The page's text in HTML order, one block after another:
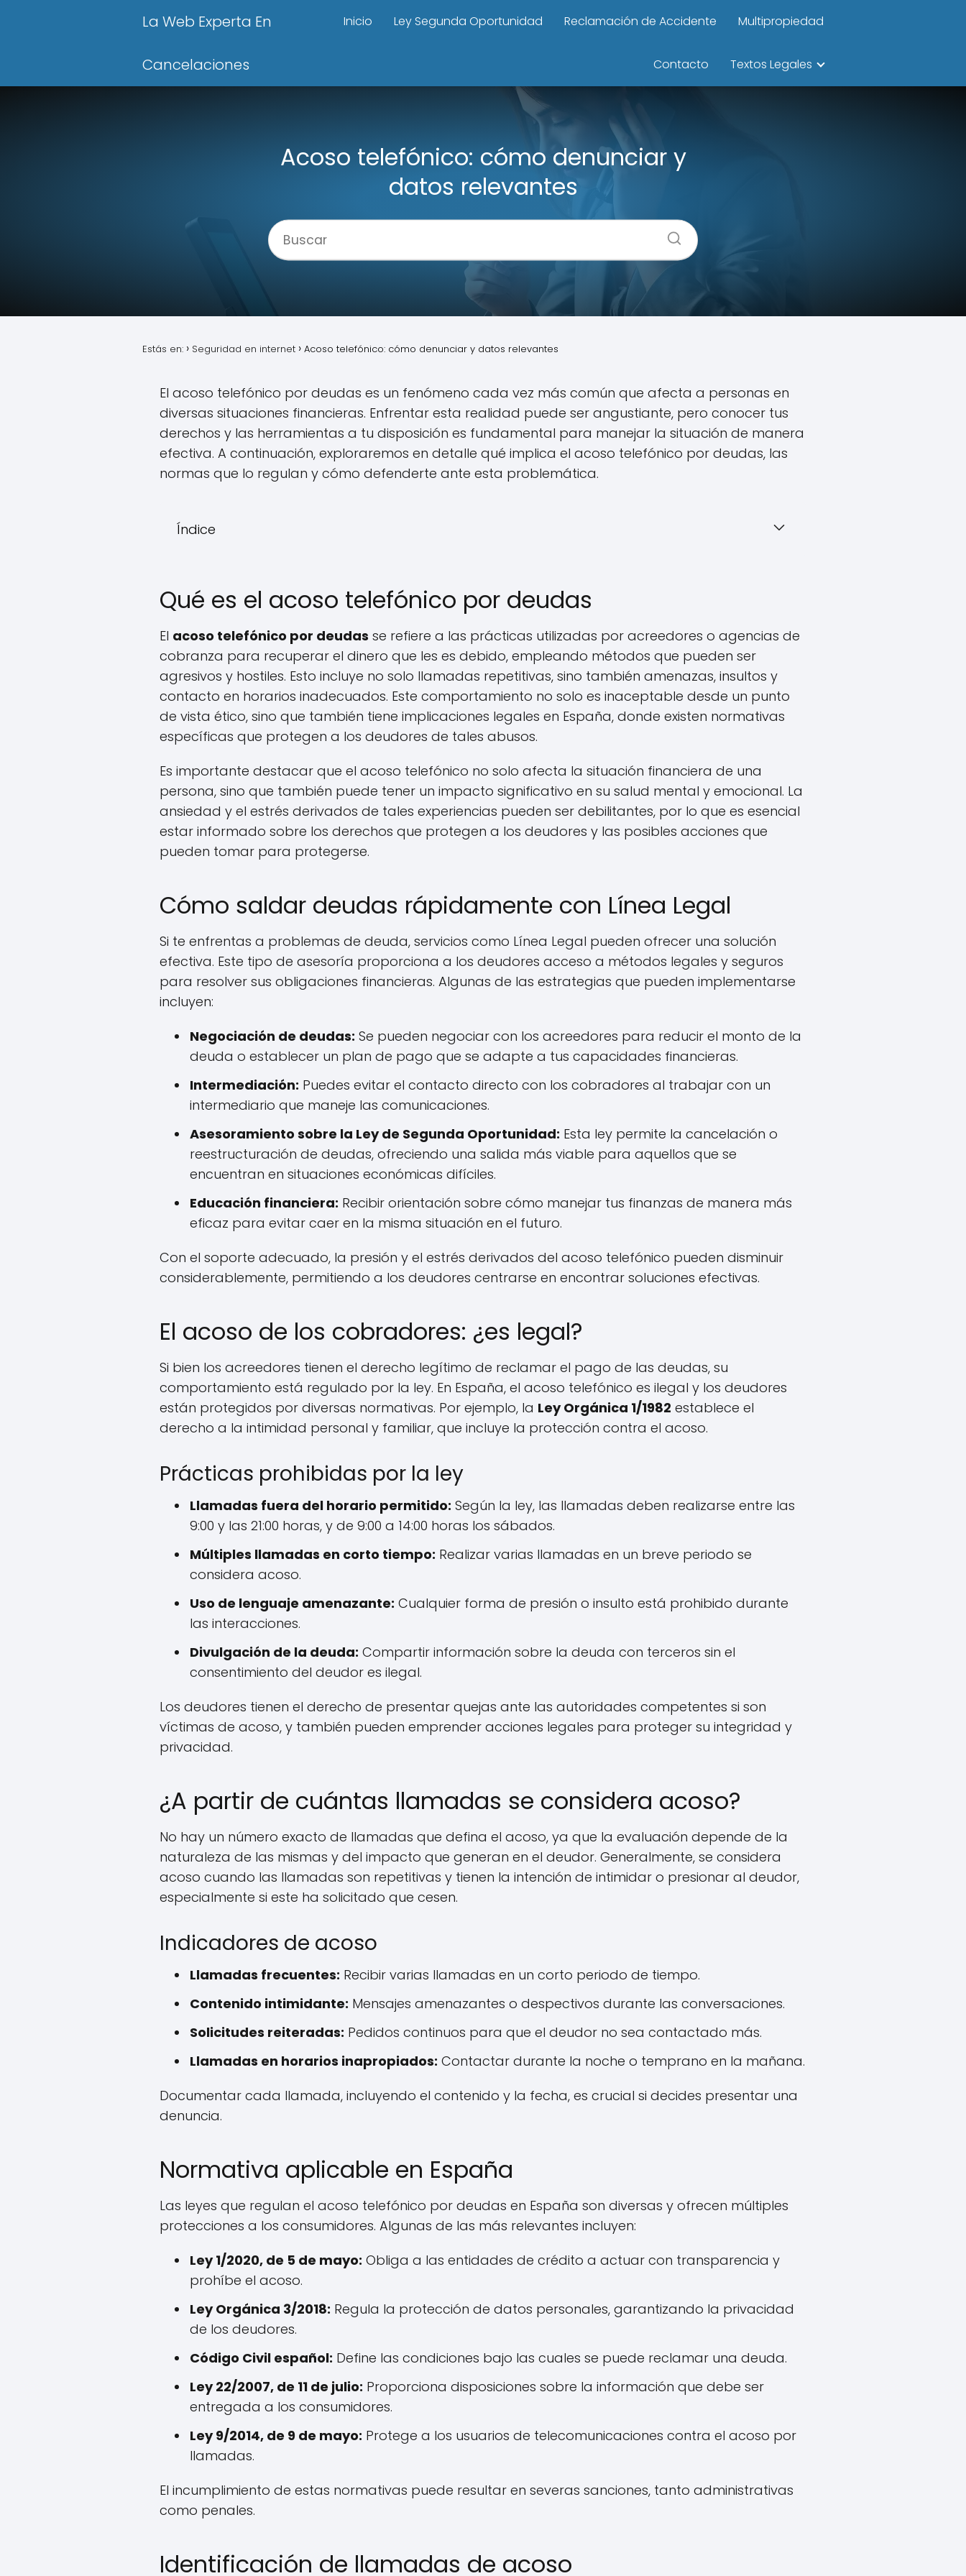
La Web Experta En
Cancelaciones
Inicio Ley Segunda Oportunidad Reclamación de Accidente Multipropiedad
Contacto Textos Legales
Acoso telefónico: cómo denunciar y
datos relevantes
Estás en: Seguridad en internet Acoso telefónico: cómo denunciar y datos relevantes
El acoso telefónico por deudas es un fenómeno cada vez más común que afecta a personas en
diversas situaciones financieras. Enfrentar esta realidad puede ser angustiante, pero conocer tus
derechos y las herramientas a tu disposición es fundamental para manejar la situación de manera
efectiva. A continuación, exploraremos en detalle qué implica el acoso telefónico por deudas, las
normas que lo regulan y cómo defenderte ante esta problemática.
Índice
Qué es el acoso telefónico por deudas
El acoso telefónico por deudas se refiere a las prácticas utilizadas por acreedores o agencias de
cobranza para recuperar el dinero que les es debido, empleando métodos que pueden ser
agresivos y hostiles. Esto incluye no solo llamadas repetitivas, sino también amenazas, insultos y
contacto en horarios inadecuados. Este comportamiento no solo es inaceptable desde un punto
de vista ético, sino que también tiene implicaciones legales en España, donde existen normativas
específicas que protegen a los deudores de tales abusos.
Es importante destacar que el acoso telefónico no solo afecta la situación financiera de una
persona, sino que también puede tener un impacto significativo en su salud mental y emocional. La
ansiedad y el estrés derivados de tales experiencias pueden ser debilitantes, por lo que es esencial
estar informado sobre los derechos que protegen a los deudores y las posibles acciones que
pueden tomar para protegerse.
Cómo saldar deudas rápidamente con Línea Legal
Si te enfrentas a problemas de deuda, servicios como Línea Legal pueden ofrecer una solución
efectiva. Este tipo de asesoría proporciona a los deudores acceso a métodos legales y seguros
para resolver sus obligaciones financieras. Algunas de las estrategias que pueden implementarse
incluyen:
Negociación de deudas: Se pueden negociar con los acreedores para reducir el monto de la
deuda o establecer un plan de pago que se adapte a tus capacidades financieras.
Intermediación: Puedes evitar el contacto directo con los cobradores al trabajar con un
intermediario que maneje las comunicaciones.
Asesoramiento sobre la Ley de Segunda Oportunidad: Esta ley permite la cancelación o
reestructuración de deudas, ofreciendo una salida más viable para aquellos que se
encuentran en situaciones económicas difíciles.
Educación financiera: Recibir orientación sobre cómo manejar tus finanzas de manera más
eficaz para evitar caer en la misma situación en el futuro.
Con el soporte adecuado, la presión y el estrés derivados del acoso telefónico pueden disminuir
considerablemente, permitiendo a los deudores centrarse en encontrar soluciones efectivas.
El acoso de los cobradores: ¿es legal?
Si bien los acreedores tienen el derecho legítimo de reclamar el pago de las deudas, su
comportamiento está regulado por la ley. En España, el acoso telefónico es ilegal y los deudores
están protegidos por diversas normativas. Por ejemplo, la Ley Orgánica 1/1982 establece el
derecho a la intimidad personal y familiar, que incluye la protección contra el acoso.
Prácticas prohibidas por la ley
Llamadas fuera del horario permitido: Según la ley, las llamadas deben realizarse entre las
9:00 y las 21:00 horas, y de 9:00 a 14:00 horas los sábados.
Múltiples llamadas en corto tiempo: Realizar varias llamadas en un breve periodo se
considera acoso.
Uso de lenguaje amenazante: Cualquier forma de presión o insulto está prohibido durante
las interacciones.
Divulgación de la deuda: Compartir información sobre la deuda con terceros sin el
consentimiento del deudor es ilegal.
Los deudores tienen el derecho de presentar quejas ante las autoridades competentes si son
víctimas de acoso, y también pueden emprender acciones legales para proteger su integridad y
privacidad.
¿A partir de cuántas llamadas se considera acoso?
No hay un número exacto de llamadas que defina el acoso, ya que la evaluación depende de la
naturaleza de las mismas y del impacto que generan en el deudor. Generalmente, se considera
acoso cuando las llamadas son repetitivas y tienen la intención de intimidar o presionar al deudor,
especialmente si este ha solicitado que cesen.
Indicadores de acoso
Llamadas frecuentes: Recibir varias llamadas en un corto periodo de tiempo.
Contenido intimidante: Mensajes amenazantes o despectivos durante las conversaciones.
Solicitudes reiteradas: Pedidos continuos para que el deudor no sea contactado más.
Llamadas en horarios inapropiados: Contactar durante la noche o temprano en la mañana.
Documentar cada llamada, incluyendo el contenido y la fecha, es crucial si decides presentar una
denuncia.
Normativa aplicable en España
Las leyes que regulan el acoso telefónico por deudas en España son diversas y ofrecen múltiples
protecciones a los consumidores. Algunas de las más relevantes incluyen:
Ley 1/2020, de 5 de mayo: Obliga a las entidades de crédito a actuar con transparencia y
prohíbe el acoso.
Ley Orgánica 3/2018: Regula la protección de datos personales, garantizando la privacidad
de los deudores.
Código Civil español: Define las condiciones bajo las cuales se puede reclamar una deuda.
Ley 22/2007, de 11 de julio: Proporciona disposiciones sobre la información que debe ser
entregada a los consumidores.
Ley 9/2014, de 9 de mayo: Protege a los usuarios de telecomunicaciones contra el acoso por
llamadas.
El incumplimiento de estas normativas puede resultar en severas sanciones, tanto administrativas
como penales.
Identificación de llamadas de acoso